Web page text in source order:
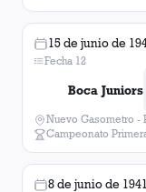
15 de junio de
Fecha 12
Boca Juniors
Nuevo Gasometro -
Campeonato
8 de junio de 1941